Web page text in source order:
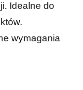
Idealne do
wymagania